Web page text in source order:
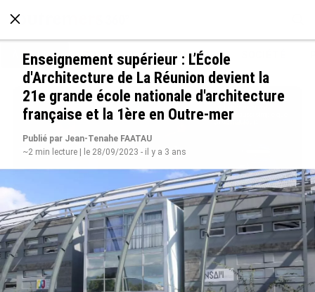
À LA UNE POLITIQUE ECONOMIE
Avec VEENI, le Guadeloupéen Yanis Foy entend
participer au développement touristique des
Outre-mer
Enseignement supérieur : L’École
d'Architecture de La Réunion devient la
21e grande école nationale d'architecture
française et la 1ère en Outre-mer
Publié par Jean-Tenahe FAATAU
~2 min lecture | le 28/09/2023 - il y a 3 ans